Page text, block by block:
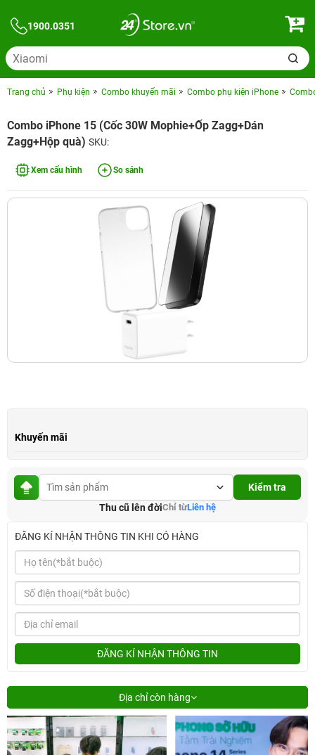
1900.0351
Trang chủ Phụ kiện Combo khuyến mãi Combo phụ kiện iPhone
Combo iPhone 15 (Cốc 30W Mophie+Ốp Zagg+Dán
Zagg+Hộp quà) SKU:
Xem cấu hình So sánh
Khuyến mãi
Kiểm tra
Thu cũ lên đờiChỉ từLiên hệ
ĐĂNG KÍ NHẬN THÔNG TIN KHI CÓ HÀNG
ĐĂNG KÍ NHẬN THÔNG TIN
Địa chỉ còn hàng